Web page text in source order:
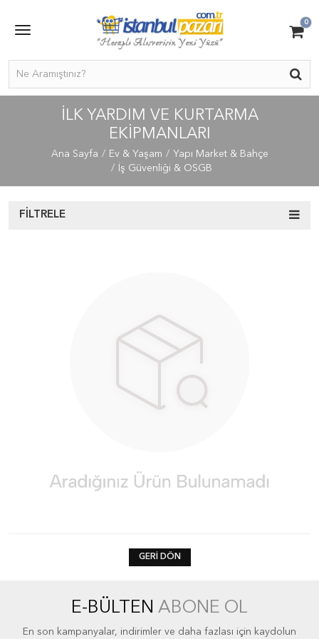
0
İLK YARDIM VE KURTARMA
EKIPMANLARI
Ana Sayfa Ev & Yaşam
Yapı Market & Bahçe
İş Güvenliği & OSGB
FILTRELE
GERI DÖN
E-BÜLTEN ABONE OL
En son kampanyalar, indirimler ve daha fazlası için kaydolun